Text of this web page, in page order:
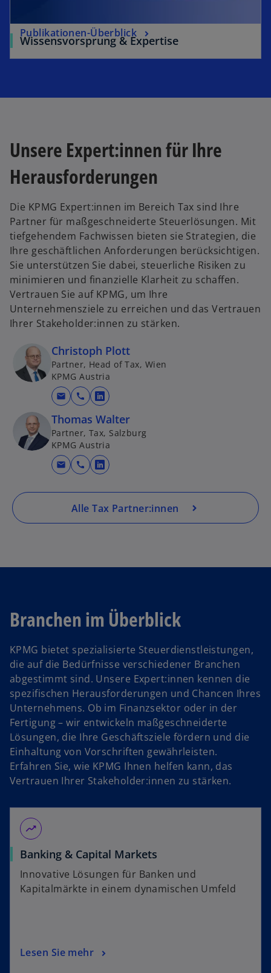
Wissensvorsprung & Expertise
Publikationen-Überblick
Unsere Expert:innen für Ihre
Herausforderungen
Die KPMG Expert:innen im Bereich Tax sind Ihre
Partner für maßgeschneiderte Steuerlösungen. Mit
tiefgehendem Fachwissen bieten sie Strategien, die
Ihre geschäftlichen Anforderungen berücksichtigen.
Sie unterstützen Sie dabei, steuerliche Risiken zu
minimieren und finanzielle Klarheit zu schaffen.
Vertrauen Sie auf KPMG, um Ihre
Unternehmensziele zu erreichen und das Vertrauen
Ihrer Stakeholder:innen zu stärken.
Christoph Plott
Partner, Head of Tax, Wien
KPMG Austria
mail call
w
i
r
d
i
n
e
i
n
e
g
i
s
t
e
r
k
a
r
e
ö
f
Thomas Walter
Partner, Tax, Salzburg
KPMG Austria
mail call
w
d
r
n
e
u
e
n
R
e
g
i
s
t
r
r
e
g
Alle Tax Partner:innen
w
ir
e
is
r
g
e
ö
ff
n
e
t
Branchen im Überblick
KPMG bietet spezialisierte Steuerdienstleistungen,
die auf die Bedürfnisse verschiedener Branchen
abgestimmt sind. Unsere Expert:innen kennen die
spezifischen Herausforderungen und Chancen Ihres
Unternehmens. Ob im Finanzsektor oder in der
Fertigung – wir entwickeln maßgeschneiderte
Lösungen, die Ihre Geschäftsziele fördern und die
Einhaltung von Vorschriften gewährleisten.
Erfahren Sie, wie KPMG Ihnen helfen kann, das
Vertrauen Ihrer Stakeholder:innen zu stärken.
moving
Banking & Capital Markets
Innovative Lösungen für Banken und
Kapitalmärkte in einem dynamischen Umfeld
Lesen Sie mehr